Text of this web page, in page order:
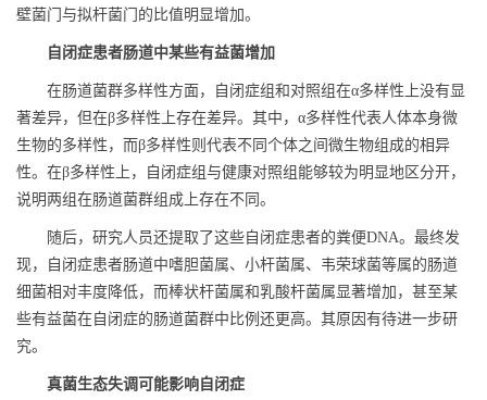
壁菌门与拟杆菌门的比值明显增加。
自闭症患者肠道中某些有益菌增加
在肠道菌群多样性方面，自闭症组和对照组在α多样性上没有显
著差异，但在β多样性上存在差异。其中，α多样性代表人体本身微
生物的多样性，而β多样性则代表不同个体之间微生物组成的相异
性。在β多样性上，自闭症组与健康对照组能够较为明显地区分开，
说明两组在肠道菌群组成上存在不同。
随后，研究人员还提取了这些自闭症患者的粪便DNA。最终发
现，自闭症患者肠道中嗜胆菌属、小杆菌属、韦荣球菌等属的肠道
细菌相对丰度降低，而棒状杆菌属和乳酸杆菌属显著增加，甚至某
些有益菌在自闭症的肠道菌群中比例还更高。其原因有待进一步研
究。
真菌生态失调可能影响自闭症